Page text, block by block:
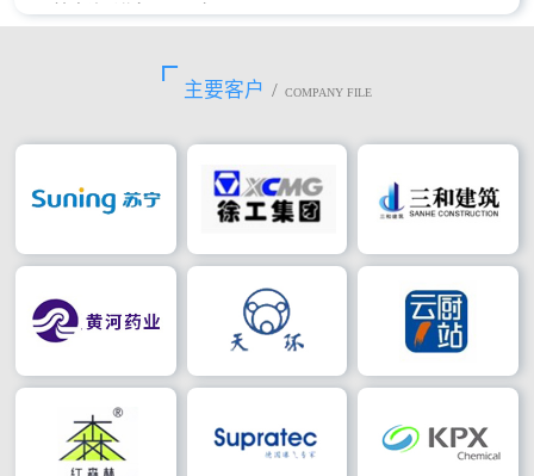
局等部门进行了回应。
主要客户 / COMPANY FILE